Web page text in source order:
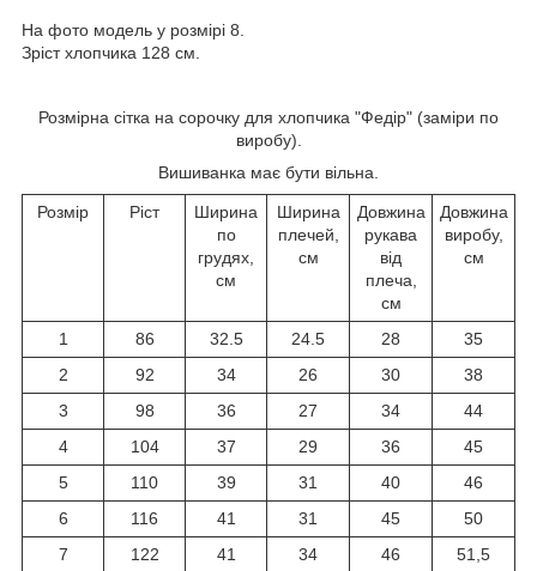
На фото модель у розмірі 8.
Зріст хлопчика 128 см.
Розмірна сітка на сорочку для хлопчика "Федір" (заміри по
виробу).
Вишиванка має бути вільна.
Розмір Ріст
Ширина
по
грудях,
см
Ширина
плечей,
см
Довжина
рукава
від
плеча,
см
Довжина
виробу,
см
1 86 32.5 24.5 28
35
2
92 34 26 30
38
3
98 36 27 34
44
4
104 37 29 36
45
5
110 39 31 40
46
6
116 41 31 45
50
7
122 41 34 46
51,5